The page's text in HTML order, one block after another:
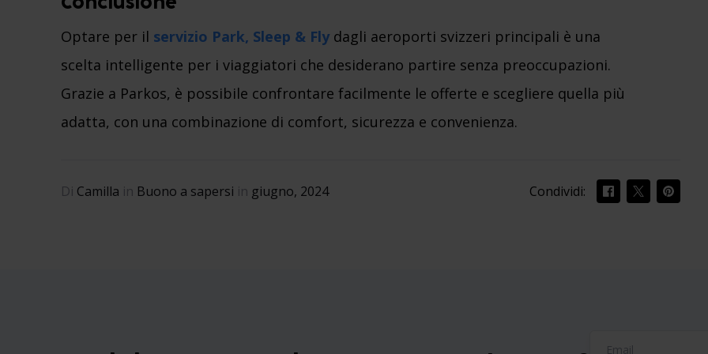
Conclusione
Optare per il servizio Park, Sleep & Fly dagli aeroporti svizzeri principali è una
scelta intelligente per i viaggiatori che desiderano partire senza preoccupazioni.
Grazie a Parkos, è possibile confrontare facilmente le offerte e scegliere quella più
adatta, con una combinazione di comfort, sicurezza e convenienza.
Di Camilla in Buono a sapersi in giugno, 2024 Condividi: